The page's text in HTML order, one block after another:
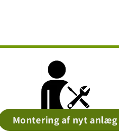
Montering af nyt anlæg